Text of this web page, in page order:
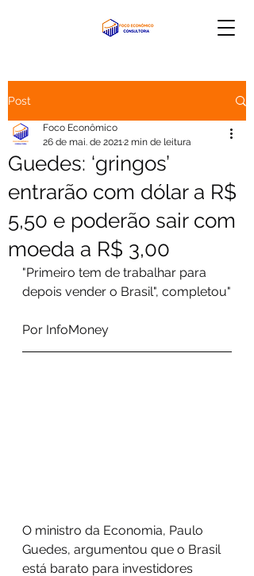
Post
Guedes: ‘gringos’
entrarão com dólar a R$
5,50 e poderão sair com
moeda a R$ 3,00
Foco Econômico
26 de mai. de 20212 min de leitura
"Primeiro tem de trabalhar para
depois vender o Brasil", completou"
Por InfoMoney
O ministro da Economia, Paulo
Guedes, argumentou que o Brasil
está barato para investidores